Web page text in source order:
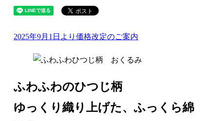
2025年9月1日より価格改定のご案内
ふわふわのひつじ柄
ゆっくり織り上げた、ふっくら綿